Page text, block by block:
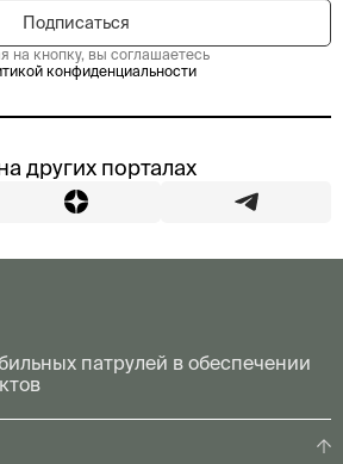
на кнопку, вы соглашаетесь
конфиденциальности
других порталах
патрулей в обеспечении